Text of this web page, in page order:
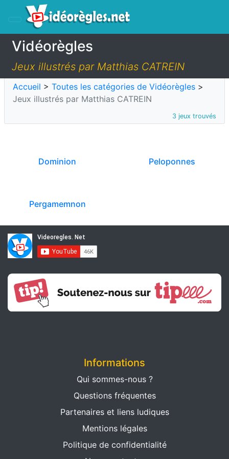
Vidéorègles
Jeux illustrés par Matthias CATREIN
Accueil > Toutes les catégories de Vidéorègles >
Jeux illustrés par Matthias CATREIN
3 jeux trouvés
Dominion Peloponnes
Pergamemnon
Informations
Qui sommes-nous ?
Questions fréquentes
Partenaires et liens ludiques
Mentions légales
Politique de confidentialité